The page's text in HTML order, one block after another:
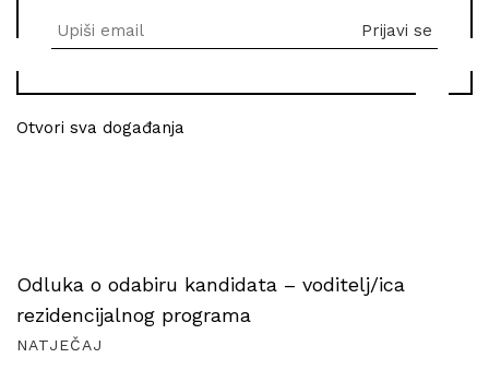
Otvori sva događanja
Odluka o odabiru kandidata – voditelj/ica
rezidencijalnog programa
NATJEČAJ